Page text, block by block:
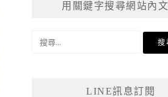
用關鍵字搜尋網站內
LINE訊息訂閱